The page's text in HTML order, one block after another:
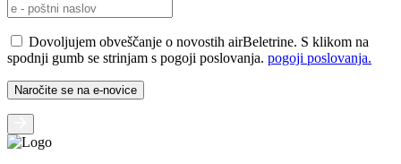
Dovoljujem obveščanje o novostih airBeletrine. S klikom na
spodnji gumb se strinjam s pogoji poslovanja. pogoji poslovanja.